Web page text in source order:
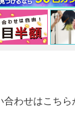
合わせはこちら